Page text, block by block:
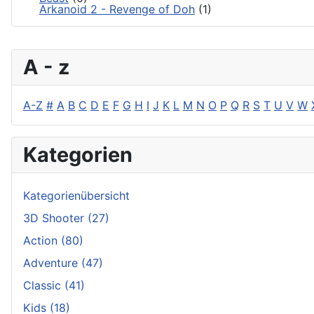
A - z
A-Z # A B C D E F G H I J K L M N O P Q R S T U V W
Kategorien
Kategorienübersicht
3D Shooter (27)
Action (80)
Adventure (47)
Classic (41)
Kids (18)
Arkanoid 2 - Revenge of Doh (1)